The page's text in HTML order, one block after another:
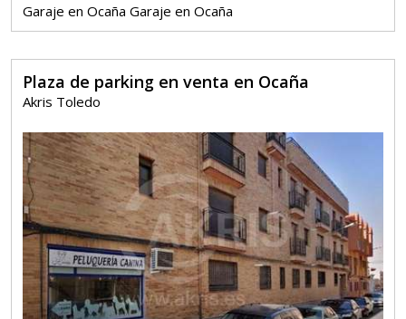
Garaje en Ocaña Garaje en Ocaña
Plaza de parking en venta en Ocaña
Akris Toledo